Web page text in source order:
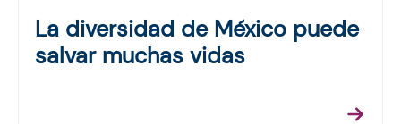
La diversidad de México puede
salvar muchas vidas